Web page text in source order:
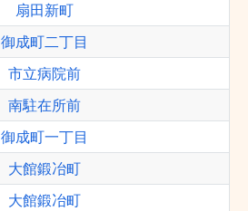
扇田新町
御成町二丁目
市立病院前
南駐在所前
御成町一丁目
大館鍛冶町
大館鍛冶町